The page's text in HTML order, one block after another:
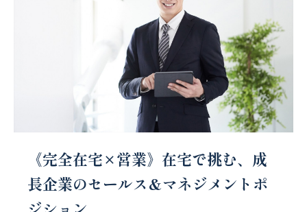
《完全在宅×営業》在宅で挑む、成
長企業のセールス&マネジメントポ